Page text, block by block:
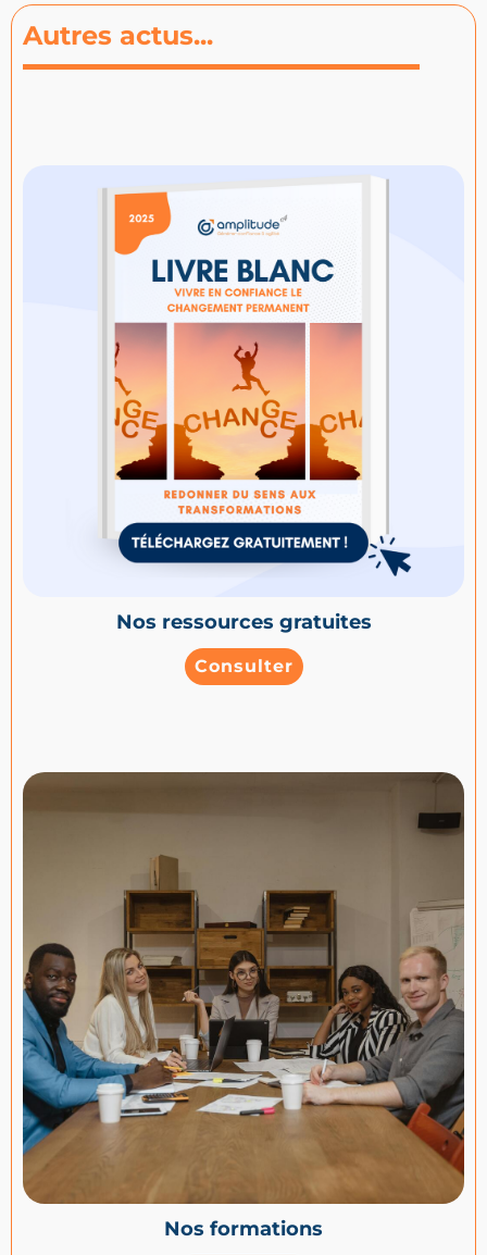
Autres actus...
Nos ressources gratuites
Consulter
Nos formations